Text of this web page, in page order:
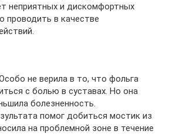
неприятных и дискомфортных
в качестве
не верила в то, что фольга
с болью в суставах. Но она
болезненность.
помог добиться мостик из
на проблемной зоне в течение